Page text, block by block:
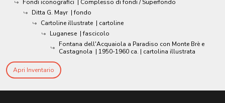
Fondi iconografici | Complesso di fondi / Superfondo
Ditta G. Mayr | fondo
Cartoline illustrate | cartoline
Luganese | fascicolo
Fontana dell'Acquaiola a Paradiso con Monte Brè e
Castagnola | 1950-1960 ca. | cartolina illustrata
Apri Inventario